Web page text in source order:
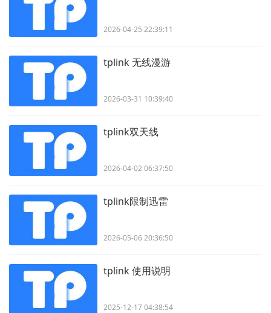
2026-04-25 22:39:11
tplink 无线漫游
2026-03-31 10:39:40
tplink双天线
2026-04-02 06:37:50
tplink限制迅雷
2026-05-06 20:36:50
tplink 使用说明
2025-12-17 04:38:54